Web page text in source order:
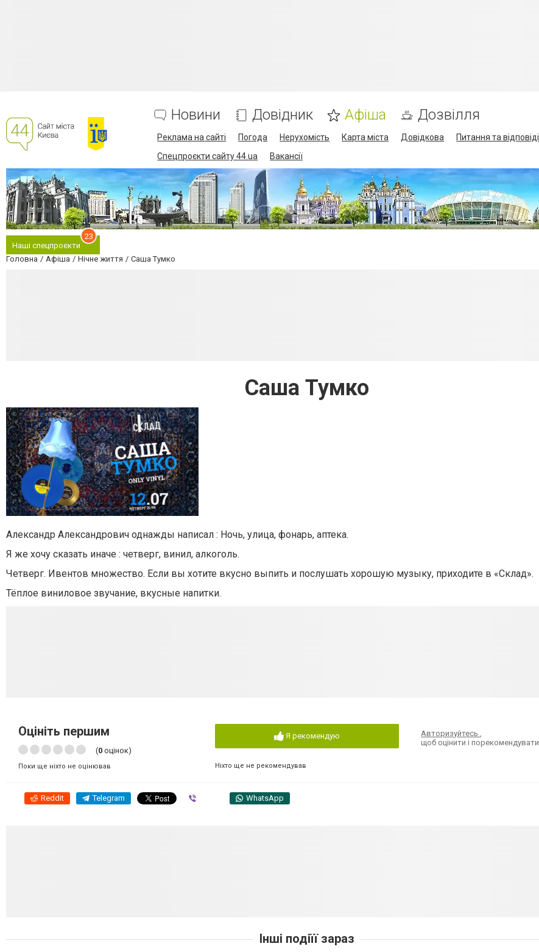
Новини Довідник Афіша Дозвілля
Реклама на сайті Погода Нерухомість Карта міста Довідкова Питання та відповіді
Спецпроєкти сайту 44.ua
Вакансії
Наші спецпроєкти
23
Головна Афіша Нічне життя Саша Тумко
Саша Тумко
Александр Александрович однажды написал : Ночь, улица, фонарь, аптека.
Я же хочу сказать иначе : четверг, винил, алкоголь.
Четверг. Ивентов множество. Если вы хотите вкусно выпить и послушать хорошую музыку, приходите в «Склад».
Тёплое виниловое звучание, вкусные напитки.
Оцініть першим
(0 оцінок)
Поки ще ніхто не оцінював
Я рекомендую
Ніхто ще не рекомендував
Авторизуйтесь
щоб оцінити і порекомендувати
Reddit Telegram WhatsApp
Інші подіїї зараз